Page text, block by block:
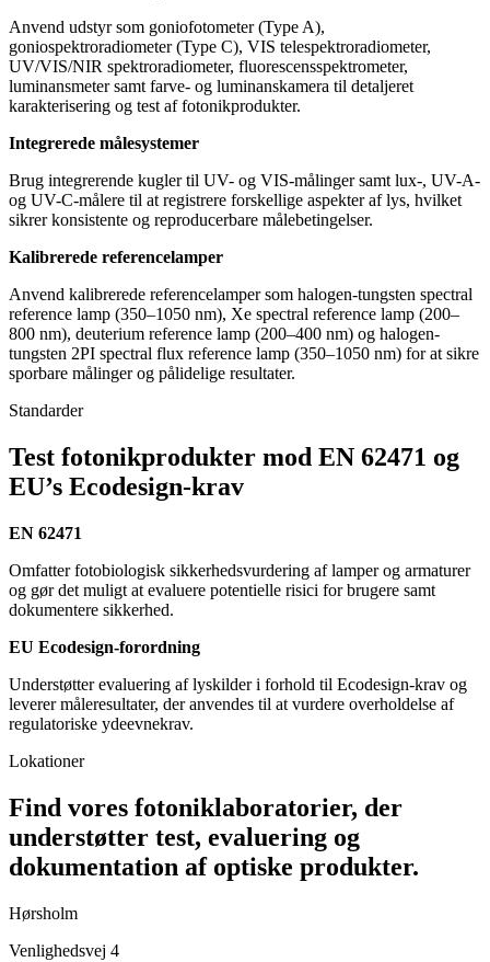
Anvend udstyr som goniofotometer (Type A),
goniospektroradiometer (Type C), VIS telespektroradiometer,
UV/VIS/NIR spektroradiometer, fluorescensspektrometer,
luminansmeter samt farve- og luminanskamera til detaljeret
karakterisering og test af fotonikprodukter.
Integrerede målesystemer
Brug integrerende kugler til UV- og VIS-målinger samt lux-, UV-A-
og UV-C-målere til at registrere forskellige aspekter af lys, hvilket
sikrer konsistente og reproducerbare målebetingelser.
Kalibrerede referencelamper
Anvend kalibrerede referencelamper som halogen-tungsten spectral
reference lamp (350–1050 nm), Xe spectral reference lamp (200–
800 nm), deuterium reference lamp (200–400 nm) og halogen-
tungsten 2PI spectral flux reference lamp (350–1050 nm) for at sikre
sporbare målinger og pålidelige resultater.
Standarder
Test fotonikprodukter mod EN 62471 og
EU’s Ecodesign-krav
EN 62471
Omfatter fotobiologisk sikkerhedsvurdering af lamper og armaturer
og gør det muligt at evaluere potentielle risici for brugere samt
dokumentere sikkerhed.
EU Ecodesign-forordning
Understøtter evaluering af lyskilder i forhold til Ecodesign-krav og
leverer måleresultater, der anvendes til at vurdere overholdelse af
regulatoriske ydeevnekrav.
Lokationer
Find vores fotoniklaboratorier, der
understøtter test, evaluering og
dokumentation af optiske produkter.
Hørsholm
Venlighedsvej 4